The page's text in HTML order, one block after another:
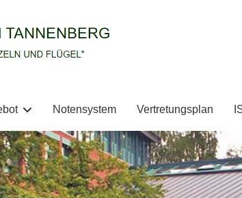
Notensystem Vertretungsplan